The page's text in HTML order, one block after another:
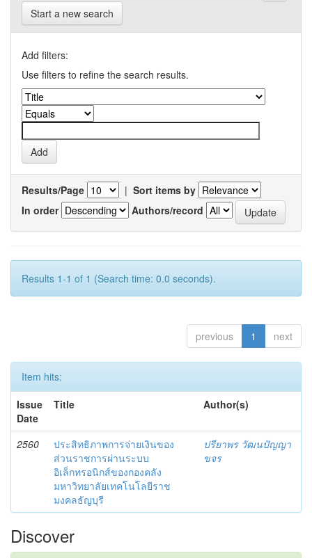
Start a new search
Add filters:
Use filters to refine the search results.
Results/Page | Sort items by
In order
Authors/record
Results 1-1 of 1 (Search time: 0.0 seconds).
previous 1 next
Item hits:
Issue
Date
Title Author(s)
2560
ประสิทธิภาพการจ่ายเงินของ
ส่วนราชการผ่านระบบ
อิเล็กทรอนิกส์ของกองคลัง
มหาวิทยาลัยเทคโนโลยีราช
มงคลธัญบุรี
ปรียาพร วัฒนปัญญา
ขจร
Discover